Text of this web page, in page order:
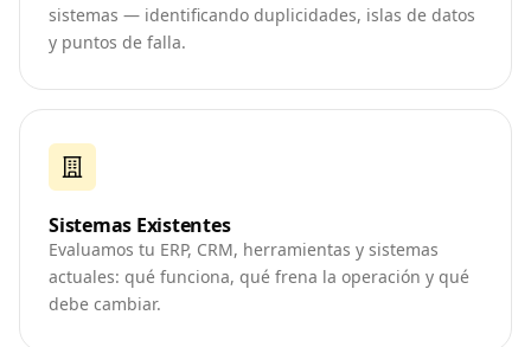
sistemas — identificando duplicidades, islas de datos
y puntos de falla.
Sistemas Existentes
Evaluamos tu ERP, CRM, herramientas y sistemas
actuales: qué funciona, qué frena la operación y qué
debe cambiar.